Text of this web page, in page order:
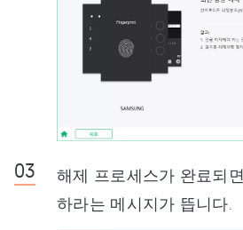
해제 프로세스가 완료되
하라는 메시지가 뜹니다.